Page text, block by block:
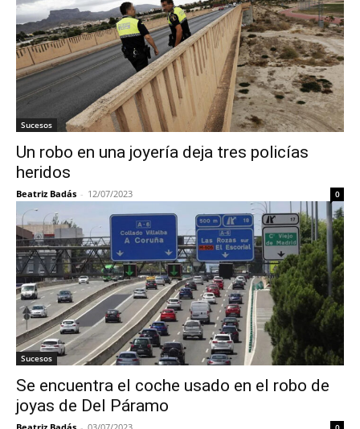
Sucesos
Un robo en una joyería deja tres policías
heridos
Beatriz Badás - 12/07/2023 0
Sucesos
Se encuentra el coche usado en el robo de
joyas de Del Páramo